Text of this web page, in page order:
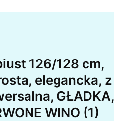
126/128 cm,
elegancka, z
GŁADKA,
WINO (1)